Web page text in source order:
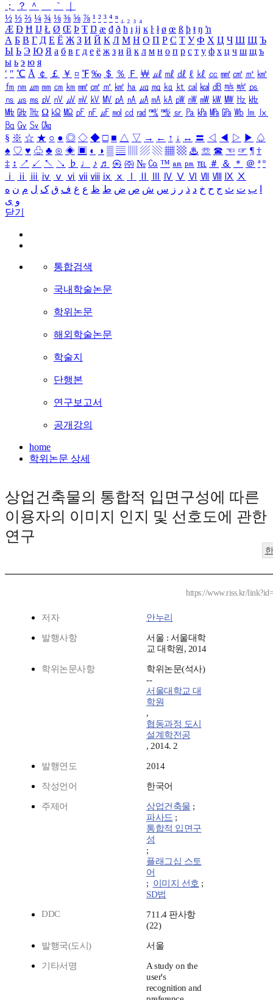
；
？ ＾ ｀
½ ⅓ ⅔ ¼ ¾ ⅛ ⅜ ⅝ ⅞ ¹ ² ³ ⁴ ⁿ ₁ ₂ ₃ ₄
Æ Ð Ħ Ĳ Ł Ø Œ Þ Ŧ Ŋ æ đ ð ħ ı ĳ ĸ ŀ ł ø œ ß þ ŧ ŋ ŉ
А Б В Г Д Е Ё Ж З И Й К Л М Н О П Р С Т У Ф Х Ц Ч Ш Щ Ъ
Ы Ь Э Ю Я а б в г д е ё ж з и й к л м н о п р с т у ф х ц ч ш щ ъ
ы ь э ю я
′ ″ ℃ Å ￠ ￡ ￥ ¤ ℉ ‰ ＄ ％ Ｆ ￦ ㎕ ㎖ ㎗ ℓ ㎘ ㏄ ㎣ ㎤ ㎥ ㎦
㎙ ㎚ ㎛ ㎜ ㎝ ㎞ ㎟ ㎠ ㎡ ㎢ ㏊ ㎍ ㎎ ㎏ ㏏ ㎈ ㎉ ㏈ ㎧ ㎨ ㎰
㎱ ㎲ ㎳ ㎴ ㎵ ㎶ ㎷ ㎸ ㎹ ㎀ ㎁ ㎂ ㎃ ㎄ ㎺ ㎻ ㎽ ㎾ ㎿ ㎐ ㎑
㎒ ㎓ ㎔ Ω ㏀ ㏁ ㎊ ㎋ ㎌ ㏖ ㏅ ㎭ ㎮ ㎯ ㏛ ㎩ ㎪ ㎫ ㎬ ㏝ ㏐
㏓
㏃ ㏉ ㏜ ㏆
§ ※ ☆ ★ ○ ● ◎ ◇ ◆ □ ■ △ ▽ → ← ↑ ↓ ↔ 〓 ◁ ◀ ▷ ▶ ♤
♠ ♡ ♥ ♧ ♣ ⊙ ◈ ▣ ◐ ◑ ▒ ▤ ▨ ▧ ▦ ▩ ♨ ☏ ☎ ☜ ☞ ¶ †
‡ ↕ ↗ ↙ ↖ ↘ ♭ ♩ ♪ ♬ ㉿ ㈜ № ㏇ ™ ㏂ ㏘ ℡ ＃ ＆ ＊ ＠ ª º
ⅰ
ⅱ ⅲ ⅳ ⅴ ⅵ ⅶ ⅷ ⅸ ⅹ Ⅳ Ⅴ Ⅵ Ⅶ Ⅷ Ⅸ Ⅹ
ب ت ث ج ح خ د ذ ر ز س ش ص ض ط ظ ع غ ف ق ک ل م ن ه
و ی
닫기
통합검색
국내학술논문
학위논문
해외학술논문
학술지
단행본
연구보고서
공개강의
home
학위논문 상세
상업건축물의 통합적 입면구성에 따른
이용자의 이미지 인지 및 선호도에 관한
연구
https://www.riss.kr/
저자 안누리
발행사항
서울 : 서울대학
교 대학원, 2014
학위논문사항
학위논문(석사)
--
서울대학교 대
학원
,
협동과정 도시
설계학전공
, 2014. 2
발행연도 2014
작성언어 한국어
주제어 상업건축물 ;
파사드 ;
통합적 입면구
성
;
플래그십 스토
어
; 이미지 선호 ;
SD법
DDC
711.4 판사항
(22)
발행국(도시) 서울
기타서명
A study on the
user's
recognition and